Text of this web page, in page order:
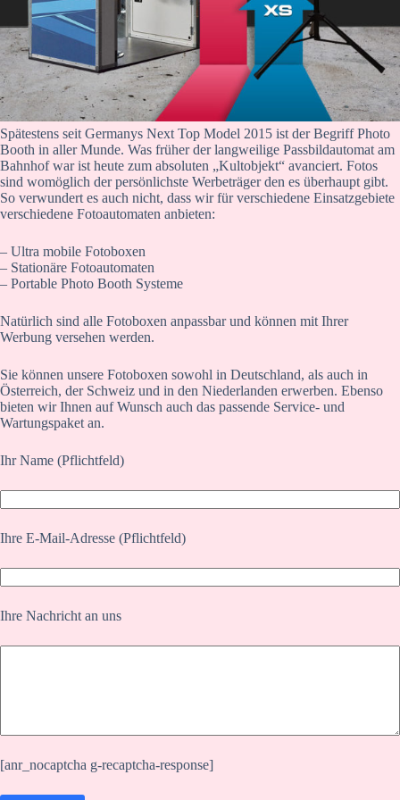
Spätestens seit Germanys Next Top Model 2015 ist der Begriff Photo
Booth in aller Munde. Was früher der langweilige Passbildautomat am
Bahnhof war ist heute zum absoluten „Kultobjekt“ avanciert. Fotos
sind womöglich der persönlichste Werbeträger den es überhaupt gibt.
So verwundert es auch nicht, dass wir für verschiedene Einsatzgebiete
verschiedene Fotoautomaten anbieten:
– Ultra mobile Fotoboxen
– Stationäre Fotoautomaten
– Portable Photo Booth Systeme
Natürlich sind alle Fotoboxen anpassbar und können mit Ihrer
Werbung versehen werden.
Sie können unsere Fotoboxen sowohl in Deutschland, als auch in
Österreich, der Schweiz und in den Niederlanden erwerben. Ebenso
bieten wir Ihnen auf Wunsch auch das passende Service- und
Wartungspaket an.
Ihr Name (Pflichtfeld)
Ihre E-Mail-Adresse (Pflichtfeld)
Ihre Nachricht an uns
[anr_nocaptcha g-recaptcha-response]